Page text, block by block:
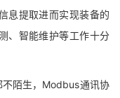
息提取进而实现装备的
、智能维护等工作十分
陌生，Modbus通讯协